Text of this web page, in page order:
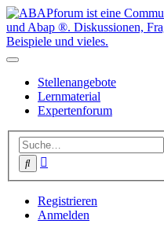
Stellenangebote
Lernmaterial
Expertenforum
Suche
Registrieren
Anmelden